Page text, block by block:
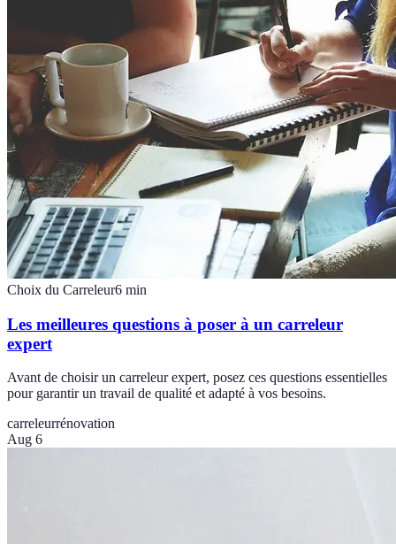
Choix du Carreleur6 min
Les meilleures questions à poser à un carreleur
expert
Avant de choisir un carreleur expert, posez ces questions essentielles
pour garantir un travail de qualité et adapté à vos besoins.
carreleurrénovation
Aug 6